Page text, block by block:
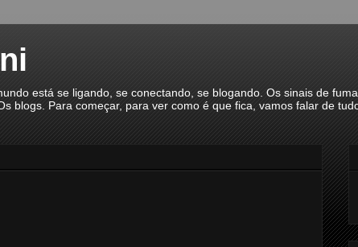
está se ligando, se conectando, se blogando. Os sinais de
blogs. Para começar, para ver como é que fica, vamos falar de